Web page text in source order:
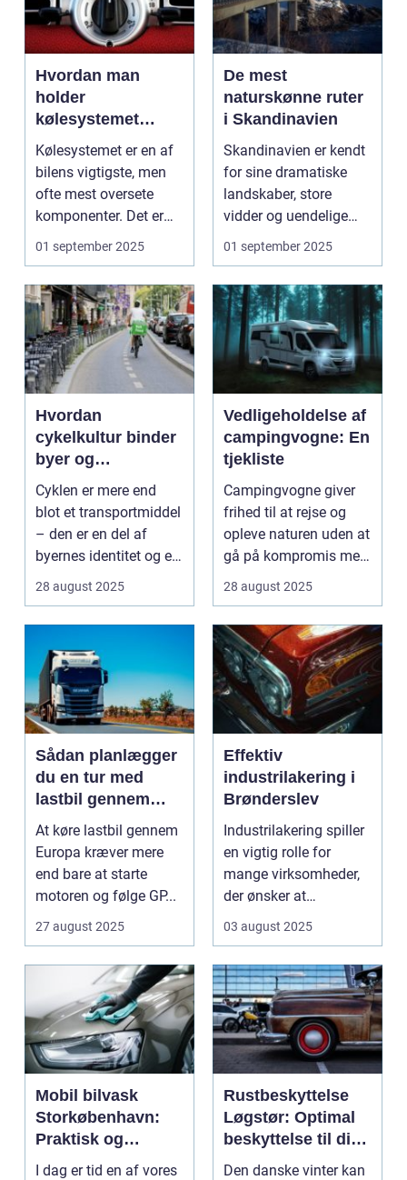
Hvordan man
holder
kølesystemet
effektivt
Kølesystemet er en af
bilens vigtigste, men
ofte mest oversete
komponenter. Det er
ansvarligt...
01 september 2025
De mest
naturskønne ruter
i Skandinavien
Skandinavien er kendt
for sine dramatiske
landskaber, store
vidder og uendelige
naturoplevelser. Fra...
01 september 2025
Hvordan
cykelkultur binder
byer og
mennesker
sammen
Cyklen er mere end
blot et transportmiddel
– den er en del af
byernes identitet og en
kultur, ...
28 august 2025
Vedligeholdelse af
campingvogne: En
tjekliste
Campingvogne giver
frihed til at rejse og
opleve naturen uden at
gå på kompromis med
kom...
28 august 2025
Sådan planlægger
du en tur med
lastbil gennem
Europa
At køre lastbil gennem
Europa kræver mere
end bare at starte
motoren og følge GP...
27 august 2025
Effektiv
industrilakering i
Brønderslev
Industrilakering spiller
en vigtig rolle for
mange virksomheder,
der ønsker at
forlænge...
03 august 2025
Mobil bilvask
Storkøbenhavn:
Praktisk og
effektiv bilpleje
I dag er tid en af vores
Rustbeskyttelse
Løgstør: Optimal
beskyttelse til din
bil
Den danske vinter kan